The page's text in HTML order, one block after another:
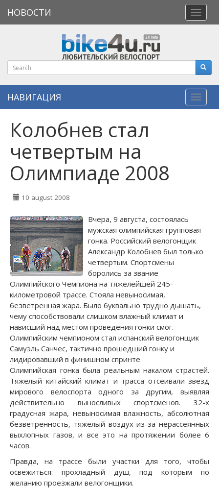
меню
НОВОСТИ
НАВИГАЦИЯ
Колобнев стал
четвертым на
Олимпиаде 2008
10 august 2008
Вчера, 9 августа, состоялась
мужская олимпийская групповая
гонка. Российский велогонщик
Александр Колобнев был только
четвертым. Спортсмены
боролись за звание
Олимпийского Чемпиона на тяжелейшей 245-
километровой трассе. Стояла невыносимая,
безветренная жара. Было буквально трудно дышать,
чему способствовали слишком влажный климат и
нависший над местом проведения гонки смог.
Олимпийским чемпионом стал испанский велогонщик
Самуэль Санчес, тактично прошедший гонку и
лидировавший в финишном спринте.
Олимпийская гонка была реальным накалом страстей.
Тяжелый китайский климат и трасса отсеивали звезд
мирового велоспорта одного за другим, выявляя
действительно выносливых спортсменов. 32-х
градусная жара, невыносимая влажность, абсолютная
безветренность, тяжелый воздух из-за нерассеянных
выхлопных газов, и все это на протяжении более 6
часов.
Правда, на трассе были участки для того, чтобы
освежиться: прохладный душ, под которым по
желанию проезжали велогонщики.